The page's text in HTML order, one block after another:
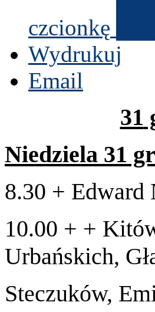
czcionkę
Wydrukuj
Email
31
Niedziela 31
8.30 + Edward
10.00 + +
Urbańs­kich,
Steczuków,